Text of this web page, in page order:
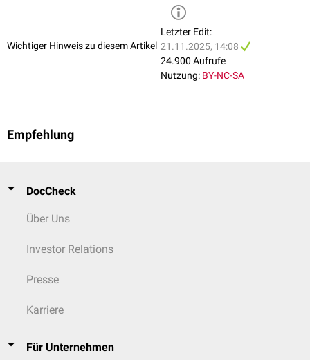
talonaviculare ist mit der Nummer 4 markiert.
Wichtiger Hinweis zu diesem Artikel
Letzter Edit:
21.11.2025, 14:08
24.900 Aufrufe
Nutzung: BY-NC-SA
Empfehlung
DocCheck
Über Uns
Investor Relations
Presse
Karriere
Für Unternehmen